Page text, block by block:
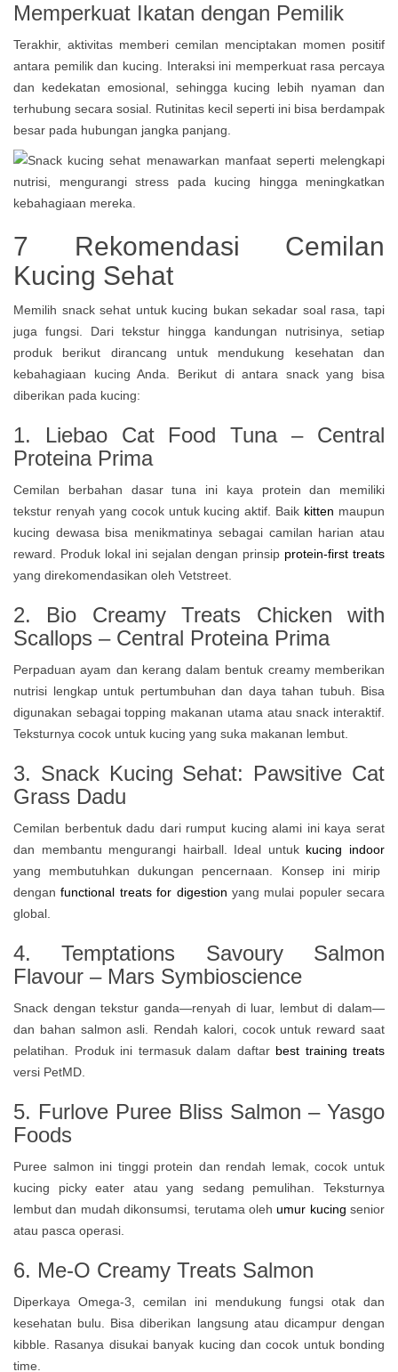
Memperkuat Ikatan dengan Pemilik
Terakhir, aktivitas memberi cemilan menciptakan momen positif
antara pemilik dan kucing. Interaksi ini memperkuat rasa percaya
dan kedekatan emosional, sehingga kucing lebih nyaman dan
terhubung secara sosial. Rutinitas kecil seperti ini bisa berdampak
besar pada hubungan jangka panjang.
7 Rekomendasi Cemilan
Kucing Sehat
Memilih snack sehat untuk kucing bukan sekadar soal rasa, tapi
juga fungsi. Dari tekstur hingga kandungan nutrisinya, setiap
produk berikut dirancang untuk mendukung kesehatan dan
kebahagiaan kucing Anda. Berikut di antara snack yang bisa
diberikan pada kucing:
1. Liebao Cat Food Tuna – Central
Proteina Prima
Cemilan berbahan dasar tuna ini kaya protein dan memiliki
tekstur renyah yang cocok untuk kucing aktif. Baik kitten maupun
kucing dewasa bisa menikmatinya sebagai camilan harian atau
reward. Produk lokal ini sejalan dengan prinsip protein-first treats
yang direkomendasikan oleh Vetstreet.
2. Bio Creamy Treats Chicken with
Scallops – Central Proteina Prima
Perpaduan ayam dan kerang dalam bentuk creamy memberikan
nutrisi lengkap untuk pertumbuhan dan daya tahan tubuh. Bisa
digunakan sebagai topping makanan utama atau snack interaktif.
Teksturnya cocok untuk kucing yang suka makanan lembut.
3. Snack Kucing Sehat: Pawsitive Cat
Grass Dadu
Cemilan berbentuk dadu dari rumput kucing alami ini kaya serat
dan membantu mengurangi hairball. Ideal untuk kucing indoor
yang membutuhkan dukungan pencernaan. Konsep ini mirip
dengan functional treats for digestion yang mulai populer secara
global.
4. Temptations Savoury Salmon
Flavour – Mars Symbioscience
Snack dengan tekstur ganda—renyah di luar, lembut di dalam—
dan bahan salmon asli. Rendah kalori, cocok untuk reward saat
pelatihan. Produk ini termasuk dalam daftar best training treats
versi PetMD.
5. Furlove Puree Bliss Salmon – Yasgo
Foods
Puree salmon ini tinggi protein dan rendah lemak, cocok untuk
kucing picky eater atau yang sedang pemulihan. Teksturnya
lembut dan mudah dikonsumsi, terutama olehumur kucing senior
atau pasca operasi.
6. Me-O Creamy Treats Salmon
Diperkaya Omega-3, cemilan ini mendukung fungsi otak dan
kesehatan bulu. Bisa diberikan langsung atau dicampur dengan
kibble. Rasanya disukai banyak kucing dan cocok untuk bonding
time.